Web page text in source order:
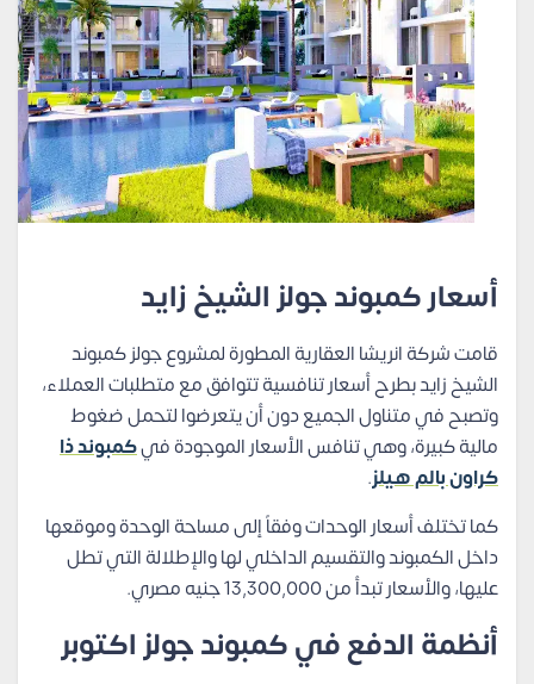
أسعار كمبوند جولز الشيخ زايد
قامت شركة انريشا العقارية المطورة لمشروع جولز كمبوند
الشيخ زايد بطرح أسعار تنافسية تتوافق مع متطلبات العملاء،
وتصبح في متناول الجميع دون أن يتعرضوا لتحمل ضغوط
مالية كبيرة، وهي تنافس الأسعار الموجودة فيكمبوند ذا
كراون بالم هيلز.
كما تختلف أسعار الوحدات وفقاً إلى مساحة الوحدة وموقعها
داخل الكمبوند والتقسيم الداخلي لها والإطلالة التي تطل
عليها، والأسعار تبدأ من 13,300,000 جنيه مصري.
أنظمة الدفع في كمبوند جولز اكتوبر